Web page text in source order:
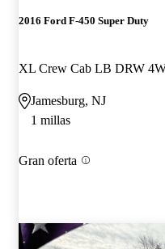
2016 Ford F-450 Super Duty
XL Crew Cab LB DRW
Jamesburg, NJ
1 millas
Gran oferta